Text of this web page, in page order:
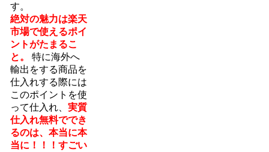
す。
絶対の魅力は楽天
市場で使えるポイ
ントがたまるこ
と。
特に海外へ
輸出をする商品を
仕入れする際には
このポイントを使
って仕入れ、 実質
仕入れ無料ででき
るのは、本当に本
当に！！！すごい